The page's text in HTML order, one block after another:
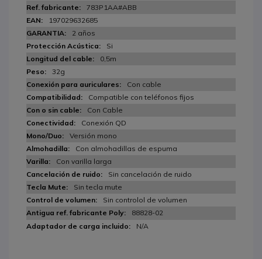
783P1AA#ABB
197029632685
2 años
Si
0,5m
32g
Con cable
Compatible con teléfonos fijos
Con Cable
Conexión QD
Versión mono
Con almohadillas de espuma
Con varilla larga
Sin cancelación de ruido
Sin tecla mute
Sin controlol de volumen
88828-02
N/A